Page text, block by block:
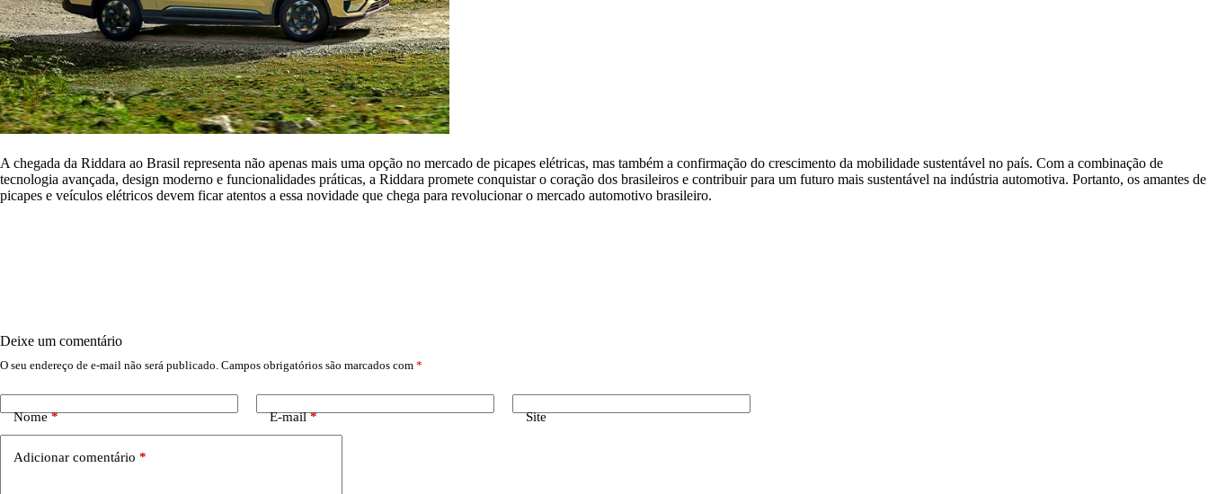
A chegada da Riddara ao Brasil representa não apenas mais uma opção no mercado de picapes elétricas, mas também a confirmação do crescimento da mobilidade sustentável no país. Com a combinação de
tecnologia avançada, design moderno e funcionalidades práticas, a Riddara promete conquistar o coração dos brasileiros e contribuir para um futuro mais sustentável na indústria automotiva. Portanto, os amantes de
picapes e veículos elétricos devem ficar atentos a essa novidade que chega para revolucionar o mercado automotivo brasileiro.
Deixe um comentário
O seu endereço de e-mail não será publicado. Campos obrigatórios são marcados com *
Nome* E-mail* Site
Adicionar comentário *